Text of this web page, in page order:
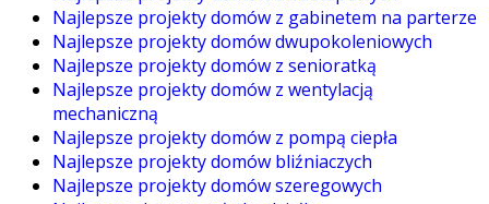
Najlepsze projekty domów z gabinetem na parterze
Najlepsze projekty domów dwupokoleniowych
Najlepsze projekty domów z senioratką
Najlepsze projekty domów z wentylacją
mechaniczną
Najlepsze projekty domów z pompą ciepła
Najlepsze projekty domów bliźniaczych
Najlepsze projekty domów szeregowych